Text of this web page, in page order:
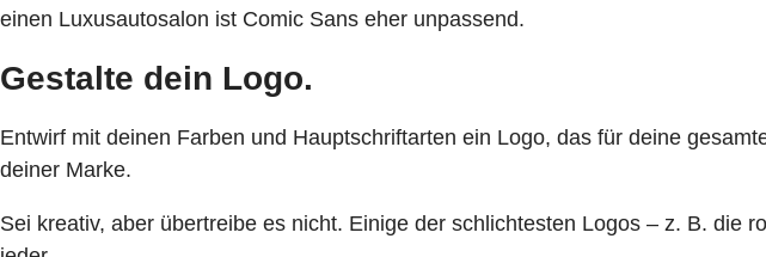
einen Luxusautosalon ist Comic Sans eher unpassend.
Gestalte dein Logo.
Entwirf mit deinen Farben und Hauptschriftarten ein Logo, das für deine
deiner Marke.
Sei kreativ, aber übertreibe es nicht. Einige der schlichtesten Logos – z. B. die